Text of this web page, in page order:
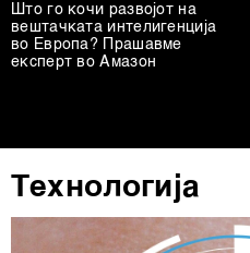
Што го кочи развојот на
вештачката интелигенција
во Европа? Прашавме
експерт во Амазон
Технологија